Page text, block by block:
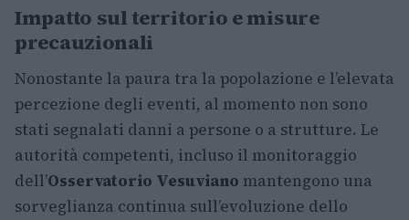
Impatto sul territorio e misure
precauzionali
Nonostante la paura tra la popolazione e l’elevata
percezione degli eventi, al momento non sono
stati segnalati danni a persone o a strutture. Le
autorità competenti, incluso il monitoraggio
dell’Osservatorio Vesuviano mantengono una
sorveglianza continua sull’evoluzione dello